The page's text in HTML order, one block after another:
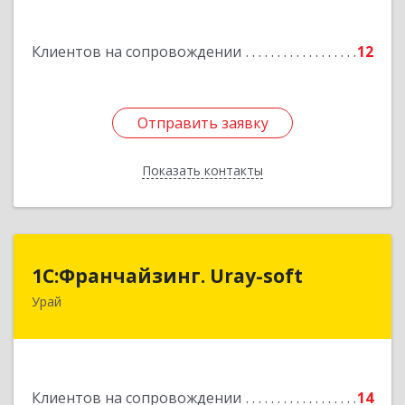
Клиентов на сопровождении 12
Отправить заявку
Показать контакты
Отправить заявку
Назад
1С:Франчайзинг. Uray-soft
Урай
Клиентов на сопровождении 14
1С:Франчайзинг. Uray-soft
628284, Ханты-Мансийский Автономный округ